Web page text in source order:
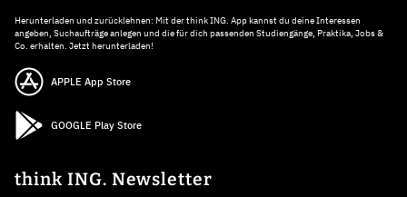
Herunterladen und zurücklehnen: Mit der think ING. App kannst du deine Interessen
angeben, Suchaufträge anlegen und die für dich passenden Studiengänge, Praktika, Jobs &
Co. erhalten. Jetzt herunterladen!
APPLE App Store
GOOGLE Play Store
think ING. Newsletter